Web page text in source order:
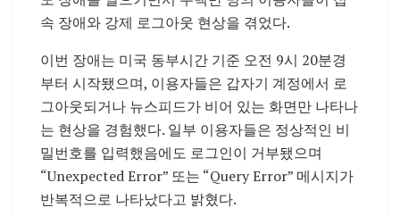
속 장애와 강제 로그아웃 현상을 겪었다.
이번 장애는 미국 동부시간 기준 오전 9시 20분경
부터 시작됐으며, 이용자들은 갑자기 계정에서 로
그아웃되거나 뉴스피드가 비어 있는 화면만 나타나
는 현상을 경험했다. 일부 이용자들은 정상적인 비
밀번호를 입력했음에도 로그인이 거부됐으며
“Unexpected Error” 또는 “Query Error” 메시지가
반복적으로 나타났다고 밝혔다.